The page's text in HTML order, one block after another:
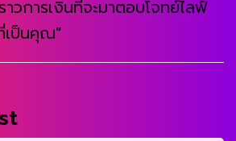
าวการเงินที่จะมาตอบโจทย์ไลฟ์
เป็นคุณ"